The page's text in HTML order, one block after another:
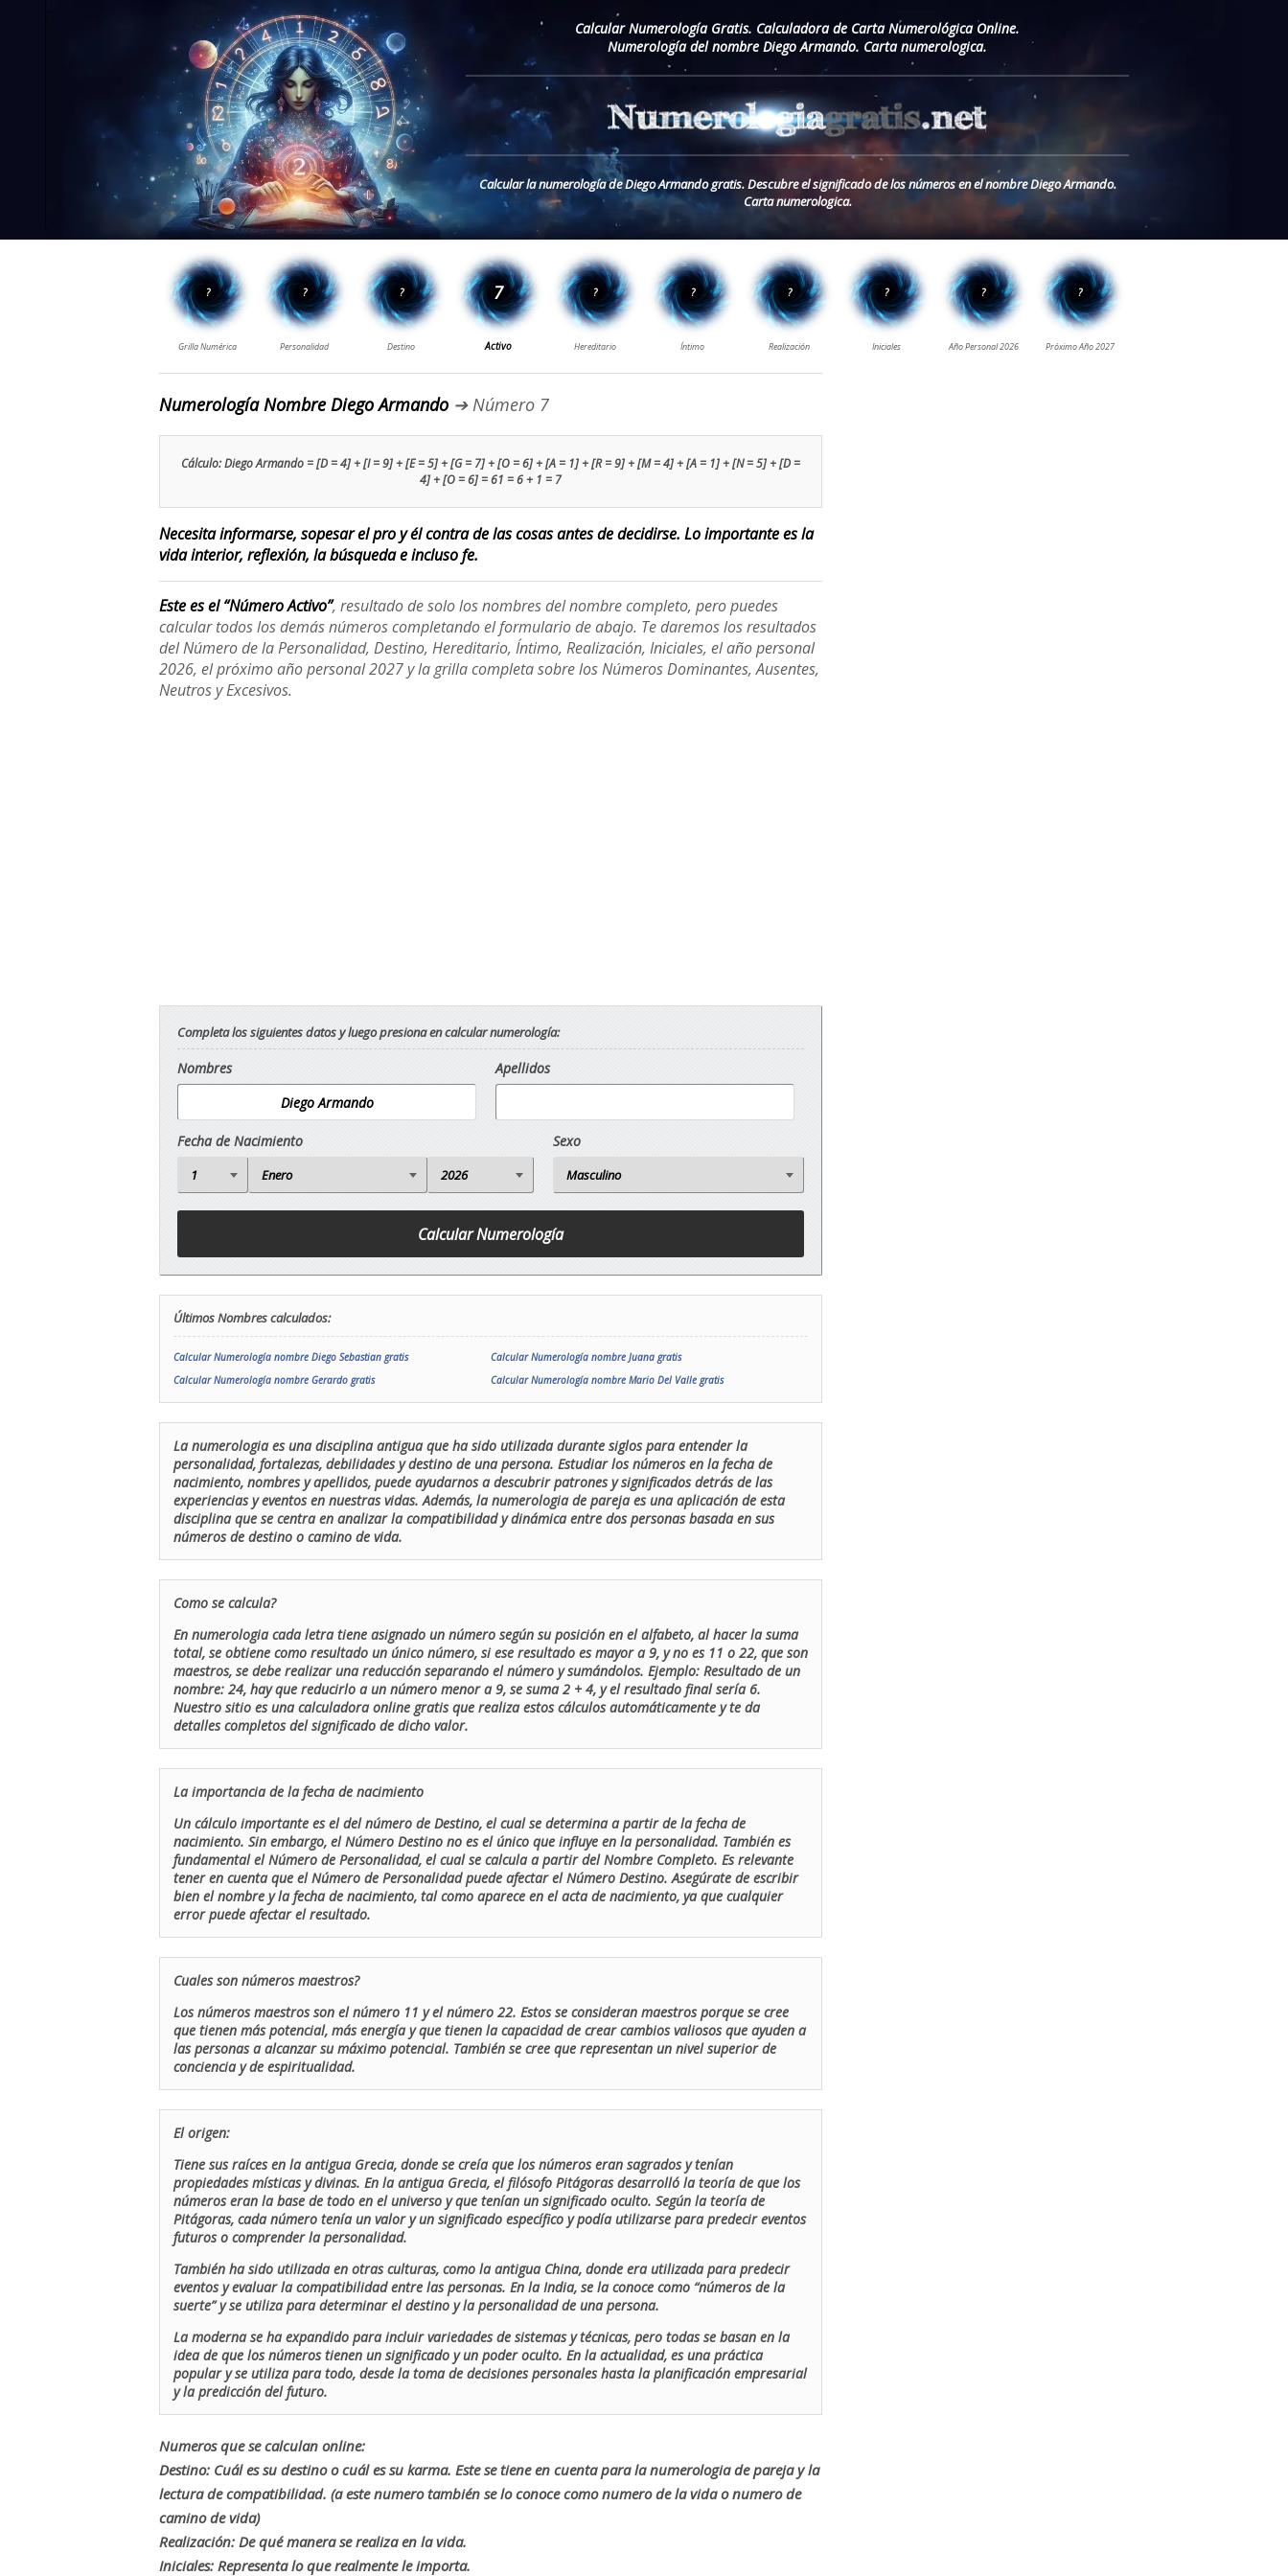
Calcular Numerología Gratis. Calculadora de Carta Numerológica Online.
Numerología del nombre Diego Armando. Carta numerologica.
Calcular la numerología de Diego Armando gratis. Descubre el significado de los números en el nombre Diego Armando.
Carta numerologica.
Numerología Nombre Diego Armando ➔ Número 7
Cálculo: Diego Armando = [D = 4] + [I = 9] + [E = 5] + [G = 7] + [O = 6] + [A = 1] + [R = 9] + [M = 4] + [A = 1] + [N = 5] + [D =
4] + [O = 6] = 61 = 6 + 1 = 7
Necesita informarse, sopesar el pro y él contra de las cosas antes de decidirse. Lo importante es la
vida interior, reflexión, la búsqueda e incluso fe.
Este es el “Número Activo”, resultado de solo los nombres del nombre completo, pero puedes
calcular todos los demás números completando el formulario de abajo. Te daremos los resultados
del Número de la Personalidad, Destino, Hereditario, Íntimo, Realización, Iniciales, el año personal
2026, el próximo año personal 2027 y la grilla completa sobre los Números Dominantes, Ausentes,
Neutros y Excesivos.
Completa los siguientes datos y luego presiona en calcular numerología:
Nombres Apellidos
Fecha de Nacimiento Sexo
Últimos Nombres calculados:
Calcular Numerología nombre Diego Sebastian gratis
Calcular Numerología nombre Juana gratis
Calcular Numerología nombre Gerardo gratis
Calcular Numerología nombre Mario Del Valle gratis
La numerologia es una disciplina antigua que ha sido utilizada durante siglos para entender la
personalidad, fortalezas, debilidades y destino de una persona. Estudiar los números en la fecha de
nacimiento, nombres y apellidos, puede ayudarnos a descubrir patrones y significados detrás de las
experiencias y eventos en nuestras vidas. Además, la numerologia de pareja es una aplicación de esta
disciplina que se centra en analizar la compatibilidad y dinámica entre dos personas basada en sus
números de destino o camino de vida.
Como se calcula?
En numerologia cada letra tiene asignado un número según su posición en el alfabeto, al hacer la suma
total, se obtiene como resultado un único número, si ese resultado es mayor a 9, y no es 11 o 22, que son
maestros, se debe realizar una reducción separando el número y sumándolos. Ejemplo: Resultado de un
nombre: 24, hay que reducirlo a un número menor a 9, se suma 2 + 4, y el resultado final sería 6.
Nuestro sitio es una calculadora online gratis que realiza estos cálculos automáticamente y te da
detalles completos del significado de dicho valor.
La importancia de la fecha de nacimiento
Un cálculo importante es el del número de Destino, el cual se determina a partir de la fecha de
nacimiento. Sin embargo, el Número Destino no es el único que influye en la personalidad. También es
fundamental el Número de Personalidad, el cual se calcula a partir del Nombre Completo. Es relevante
tener en cuenta que el Número de Personalidad puede afectar el Número Destino. Asegúrate de escribir
bien el nombre y la fecha de nacimiento, tal como aparece en el acta de nacimiento, ya que cualquier
error puede afectar el resultado.
Cuales son números maestros?
Los números maestros son el número 11 y el número 22. Estos se consideran maestros porque se cree
que tienen más potencial, más energía y que tienen la capacidad de crear cambios valiosos que ayuden a
las personas a alcanzar su máximo potencial. También se cree que representan un nivel superior de
conciencia y de espiritualidad.
El origen:
Tiene sus raíces en la antigua Grecia, donde se creía que los números eran sagrados y tenían
propiedades místicas y divinas. En la antigua Grecia, el filósofo Pitágoras desarrolló la teoría de que los
números eran la base de todo en el universo y que tenían un significado oculto. Según la teoría de
Pitágoras, cada número tenía un valor y un significado específico y podía utilizarse para predecir eventos
futuros o comprender la personalidad.
También ha sido utilizada en otras culturas, como la antigua China, donde era utilizada para predecir
eventos y evaluar la compatibilidad entre las personas. En la India, se la conoce como “números de la
suerte” y se utiliza para determinar el destino y la personalidad de una persona.
La moderna se ha expandido para incluir variedades de sistemas y técnicas, pero todas se basan en la
idea de que los números tienen un significado y un poder oculto. En la actualidad, es una práctica
popular y se utiliza para todo, desde la toma de decisiones personales hasta la planificación empresarial
y la predicción del futuro.
Numeros que se calculan online:
Destino: Cuál es su destino o cuál es su karma. Este se tiene en cuenta para la numerologia de pareja y la
lectura de compatibilidad. (a este numero también se lo conoce como numero de la vida o numero de
camino de vida)
Realización: De qué manera se realiza en la vida.
Iniciales: Representa lo que realmente le importa.